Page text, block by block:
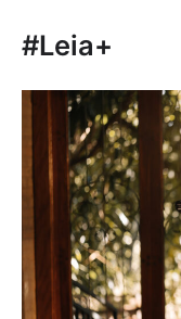
#Leia+